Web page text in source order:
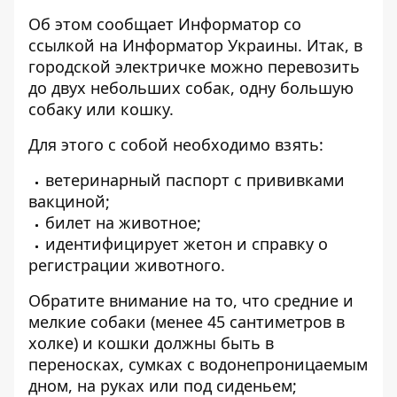
Об этом сообщает Информатор со
ссылкой на Информатор Украины. Итак, в
городской электричке можно перевозить
до двух небольших собак, одну большую
собаку или кошку.
Для этого с собой необходимо взять:
ветеринарный паспорт с прививками
вакциной;
билет на животное;
идентифицирует жетон и справку о
регистрации животного.
Обратите внимание на то, что средние и
мелкие собаки (менее 45 сантиметров в
холке) и кошки должны быть в
переносках, сумках с водонепроницаемым
дном, на руках или под сиденьем;